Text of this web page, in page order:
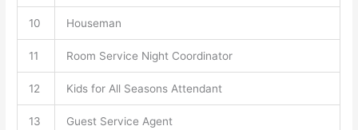
10 Houseman
11 Room Service Night Coordinator
12 Kids for All Seasons Attendant
13 Guest Service Agent